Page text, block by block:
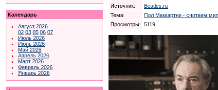
Календарь
Август 2026
02 03 05 06 07
Июль 2026
Июнь 2026
Май 2026
Апрель 2026
Март 2026
Февраль 2026
Январь 2026
Источник:
Beatles.ru
Тема:
Пол Маккартни - считаем
Просмотры:
5119